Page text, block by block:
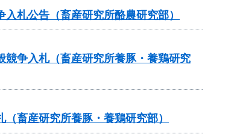
札公告（畜産研究所酪農研究部）
争入札（畜産研究所養豚・養鶏研究
畜産研究所養豚・養鶏研究部）